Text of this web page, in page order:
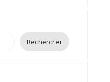
Rechercher